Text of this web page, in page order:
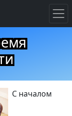
С началом